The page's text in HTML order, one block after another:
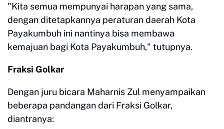
"Kita semua mempunyai harapan yang sama,
dengan ditetapkannya peraturan daerah Kota
Payakumbuh ini nantinya bisa membawa
kemajuan bagi Kota Payakumbuh," tutupnya.
Fraksi Golkar
Dengan juru bicara Maharnis Zul menyampaikan
beberapa pandangan dari Fraksi Golkar,
diantranya: